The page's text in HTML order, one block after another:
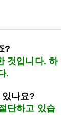
?
것입니다. 하
.
나요?
단하고 있습